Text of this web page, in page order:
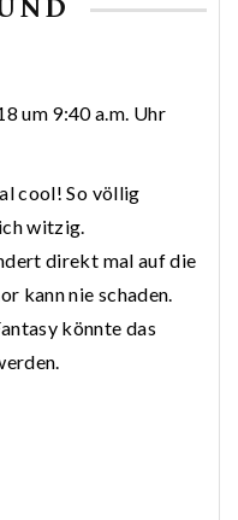
um 9:40 a.m. Uhr
cool! So völlig
witzig.
direkt mal auf die
kann nie schaden.
könnte das